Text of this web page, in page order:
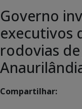
Governo
executivos
rodovias
Compartilhar: